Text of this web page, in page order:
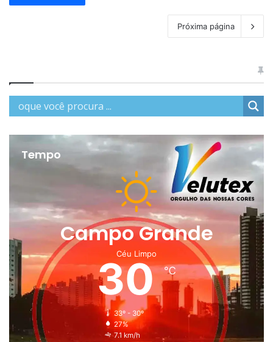
Próxima página
Tempo
Campo Grande
Céu Limpo
30℃
33º - 30º
27%
7.1 km/h